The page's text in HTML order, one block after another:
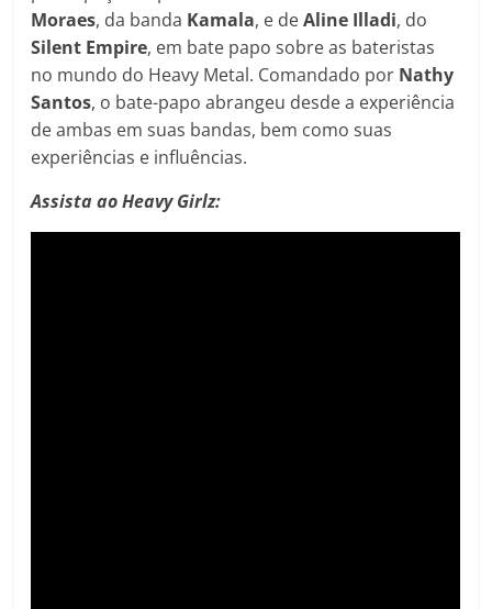
Moraes, da banda Kamala, e deAline Illadi, do
Silent Empire, em bate papo sobre as bateristas
no mundo do Heavy Metal. Comandado por Nathy
Santos, o bate-papo abrangeu desde a experiência
de ambas em suas bandas, bem como suas
experiências e influências.
Assista ao Heavy Girlz: